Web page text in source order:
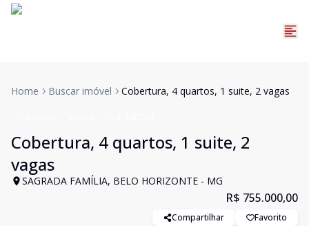
Home Buscar imóvel Cobertura, 4 quartos, 1 suite, 2 vagas
Cobertura, 4 quartos, 1 suite, 2
vagas
SAGRADA FAMÍLIA, BELO HORIZONTE - MG
R$ 755.000,00
Compartilhar Favorito